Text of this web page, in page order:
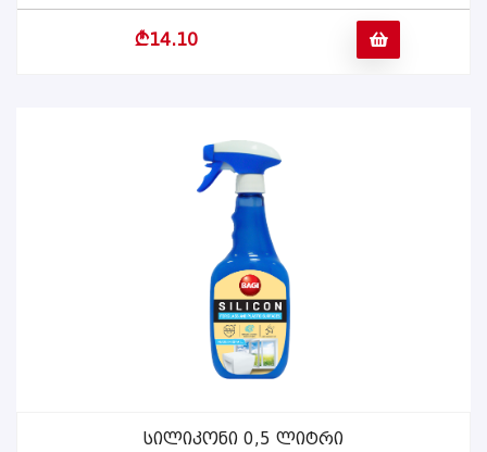
b14.10
ᲕᲠᲪᲚᲐᲓ
Სილიკონი 0,5 Ლიტრი